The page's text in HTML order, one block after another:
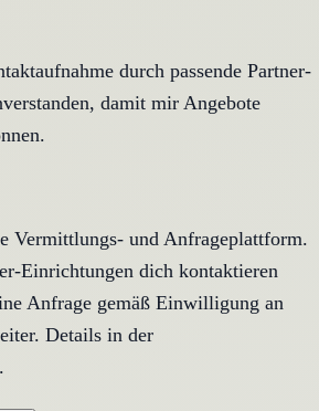
durch passende Partner-
damit mir Angebote
Vermittlungs- und Anfrageplattform.
Einrichtungen dich kontaktieren
Anfrage gemäß Einwilligung an
Details in der
.